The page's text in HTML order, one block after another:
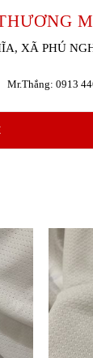
XÃ PHÚ
Mr.Thắng: 0913
to